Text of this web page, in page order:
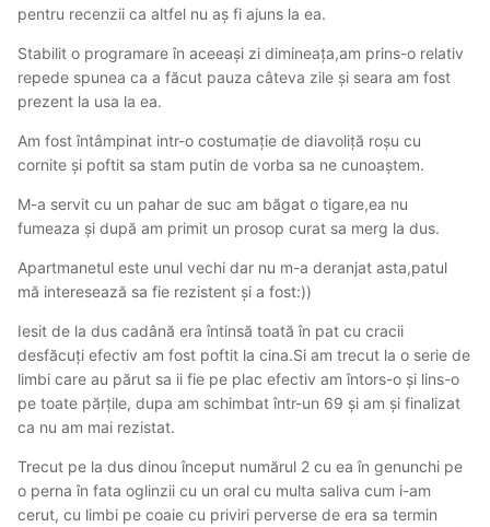
pentru recenzii ca altfel nu aș fi ajuns la ea.
Stabilit o programare în aceeași zi dimineața,am prins-o relativ
repede spunea ca a făcut pauza câteva zile și seara am fost
prezent la usa la ea.
Am fost întâmpinat intr-o costumație de diavoliță roșu cu
cornite și poftit sa stam putin de vorba sa ne cunoaștem.
M-a servit cu un pahar de suc am băgat o tigare,ea nu
fumeaza și după am primit un prosop curat sa merg la dus.
Apartmanetul este unul vechi dar nu m-a deranjat asta,patul
mă interesează sa fie rezistent și a fost:))
Iesit de la dus cadână era întinsă toată în pat cu cracii
desfăcuți efectiv am fost poftit la cina.Si am trecut la o serie de
limbi care au părut sa ii fie pe plac efectiv am întors-o și lins-o
pe toate părțile, dupa am schimbat într-un 69 și am și finalizat
ca nu am mai rezistat.
Trecut pe la dus dinou început numărul 2 cu ea în genunchi pe
o perna în fata oglinzii cu un oral cu multa saliva cum i-am
cerut, cu limbi pe coaie cu priviri perverse de era sa termin